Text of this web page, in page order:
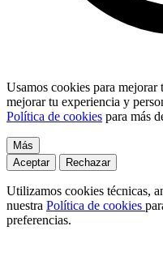
Usamos cookies para
mejorar tu experiencia y
Política de cookies para más
Más
Aceptar
Rechazar
Utilizamos cookies técnicas,
nuestra Política de cookies
preferencias.